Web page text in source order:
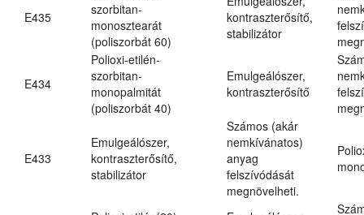
E435
szorbitan-
monosztearát
(poliszorbát 60)
kontraszterősítő,
stabilizátor
E434
Polioxi-etilén-
szorbitan-
monopalmitát
(poliszorbát 40)
Emulgeálószer,
kontraszterősítő
E433
Emulgeálószer,
kontraszterősítő,
stabilizátor
Számos (akár
nemkívánatos)
anyag
felszívódását
megnövelheti.